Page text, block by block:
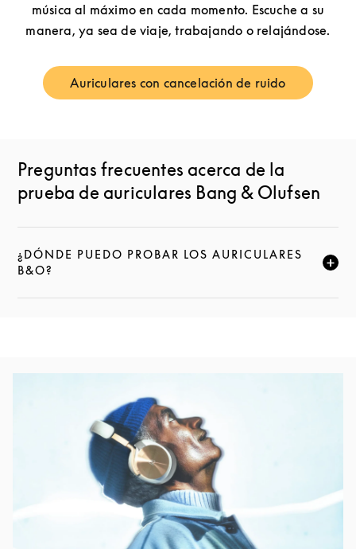
música al máximo en cada momento. Escuche a su
manera, ya sea de viaje, trabajando o relajándose.
Auriculares con cancelación de ruido
Link Opens in New Tab
Preguntas frecuentes acerca de la
prueba de auriculares Bang & Olufsen
¿DÓNDE PUEDO PROBAR LOS AURICULARES
B&O?
HAZ CLIC PARA AMPLIAR ESTA DESCRIPCIÓN Y